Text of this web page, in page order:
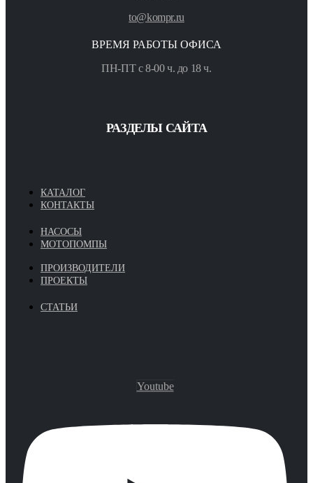
to@kompr.ru
ВРЕМЯ РАБОТЫ ОФИСА
ПН-ПТ с 8-00 ч. до 18 ч.
РАЗДЕЛЫ САЙТА
КАТАЛОГ
КОНТАКТЫ
НАСОСЫ
МОТОПОМПЫ
ПРОИЗВОДИТЕЛИ
ПРОЕКТЫ
СТАТЬИ
Youtube